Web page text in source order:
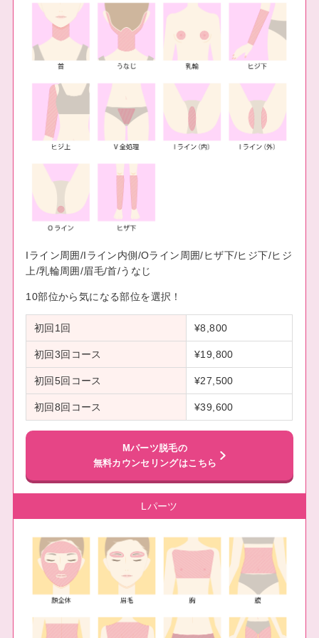
Iライン周囲/Iライン内側/Oライン周囲/ヒザ下/ヒジ下/ヒジ
上/乳輪周囲/眉毛/首/うなじ
10部位から気になる部位を選択！
初回1回 ¥8,800
初回3回コース ¥19,800
初回5回コース ¥27,500
初回8回コース ¥39,600
Mパーツ脱毛の
無料カウンセリングはこちら
Lパーツ